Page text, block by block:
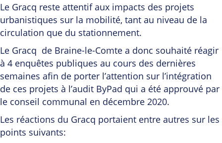
Le Gracq reste attentif aux impacts des projets
urbanistiques sur la mobilité, tant au niveau de la
circulation que du stationnement.
Le Gracq de Braine-le-Comte a donc souhaité réagir
à 4 enquêtes publiques au cours des dernières
semaines afin de porter l’attention sur l’intégration
de ces projets à l’audit ByPad qui a été approuvé par
le conseil communal en décembre 2020.
Les réactions du Gracq portaient entre autres sur les
points suivants: